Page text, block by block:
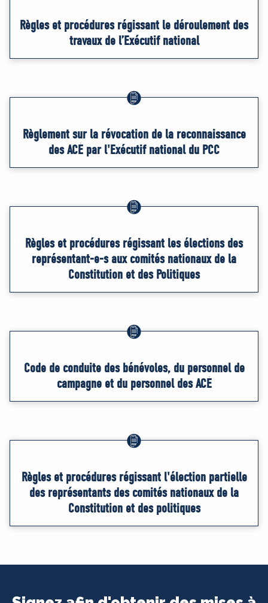
Règles et procédures régissant le déroulement des
travaux de l’Exécutif national
Règlement sur la révocation de la reconnaissance
des ACÉ par l'Exécutif national du PCC
Règles et procédures régissant les élections des
représentant-e-s aux comités nationaux de la
Constitution et des Politiques
Code de conduite des bénévoles, du personnel de
campagne et du personnel des ACÉ
Règles et procédures régissant l'élection partielle
des représentants des comités nationaux de la
Constitution et des politiques